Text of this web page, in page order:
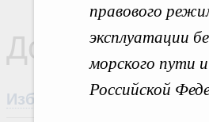
правового
эксплуатации
морского пути
Российской
Документы
Избранные документы